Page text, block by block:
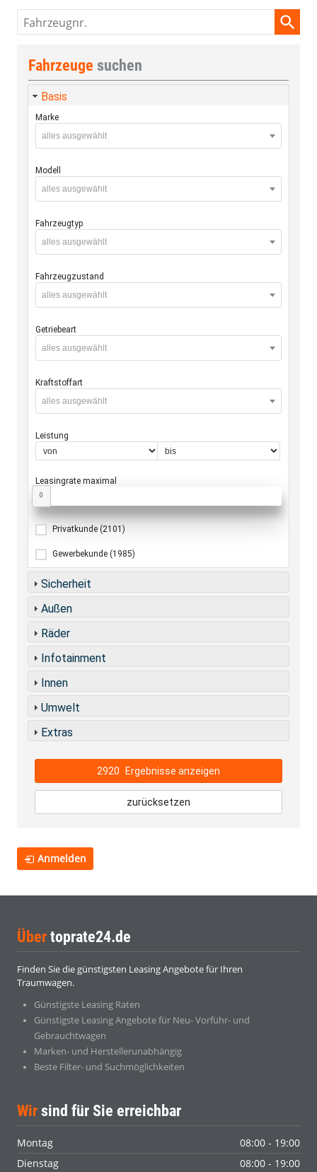
Fahrzeugnr.
Fahrzeuge suchen
Basis
Marke
alles ausgewählt
Modell
alles ausgewählt
Fahrzeugtyp
alles ausgewählt
Fahrzeugzustand
alles ausgewählt
Getriebeart
alles ausgewählt
Kraftstoffart
alles ausgewählt
Leistung
Leasingrate maximal
0
Privatkunde (2101)
Gewerbekunde (1985)
Sicherheit
Außen
Räder
Infotainment
Innen
Umwelt
Extras
2920 Ergebnisse anzeigen
zurücksetzen
Anmelden
Über toprate24.de
Finden Sie die günstigsten Leasing Angebote für Ihren
Traumwagen.
Günstigste Leasing Raten
Günstigste Leasing Angebote für Neu- Vorführ- und
Gebrauchtwagen
Marken- und Herstellerunabhängig
Beste Filter- und Suchmöglichkeiten
Wir sind für Sie erreichbar
Montag
08:00 - 19:00
Dienstag
08:00 - 19:00